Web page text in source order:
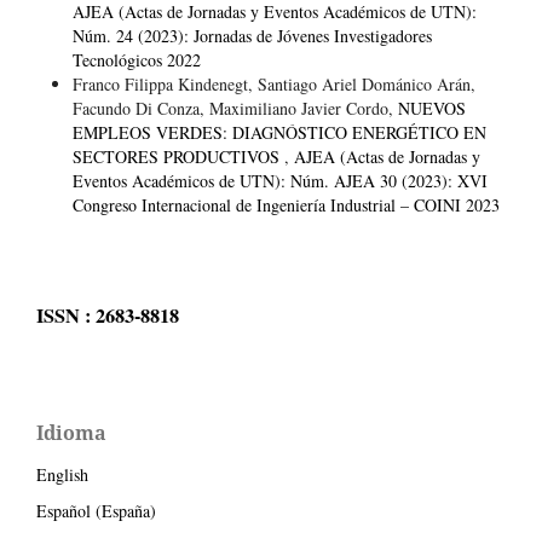
AJEA (Actas de Jornadas y Eventos Académicos de UTN):
Núm. 24 (2023): Jornadas de Jóvenes Investigadores
Tecnológicos 2022
Franco Filippa Kindenegt, Santiago Ariel Dománico Arán,
Facundo Di Conza, Maximiliano Javier Cordo, NUEVOS
EMPLEOS VERDES: DIAGNÓSTICO ENERGÉTICO EN
SECTORES PRODUCTIVOS , AJEA (Actas de Jornadas y
Eventos Académicos de UTN): Núm. AJEA 30 (2023): XVI
Congreso Internacional de Ingeniería Industrial – COINI 2023
ISSN : 2683-8818
Idioma
English
Español (España)